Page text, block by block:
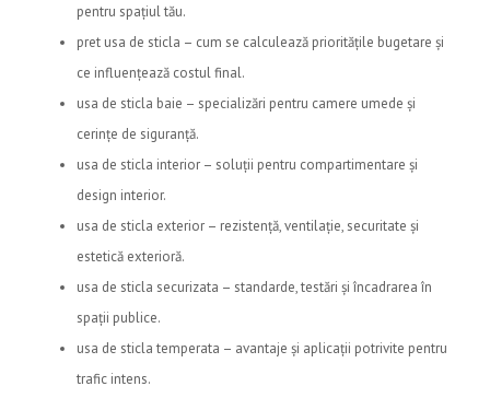
pentru spațiul tău.
pret usa de sticla – cum se calculează prioritățile bugetare și
ce influențează costul final.
usa de sticla baie – specializări pentru camere umede și
cerințe de siguranță.
usa de sticla interior – soluții pentru compartimentare și
design interior.
usa de sticla exterior – rezistență, ventilație, securitate și
estetică exterioră.
usa de sticla securizata – standarde, testări și încadrarea în
spații publice.
usa de sticla temperata – avantaje și aplicații potrivite pentru
trafic intens.